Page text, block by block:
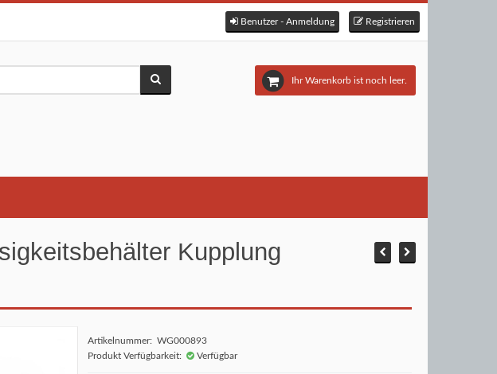
Benutzer - Anmeldung Registrieren
Ihr Warenkorb ist noch leer.
Kupplung
Artikelnummer: WG000893
Produkt Verfügbarkeit:
Verfügbar